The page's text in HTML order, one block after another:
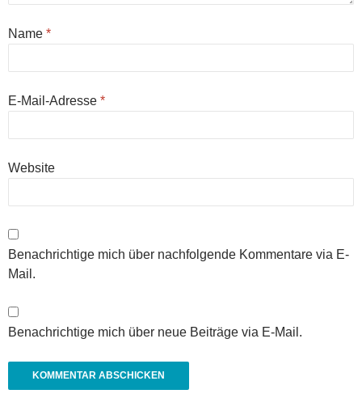
Name *
E-Mail-Adresse *
Website
Benachrichtige mich über nachfolgende Kommentare via E-
Mail.
Benachrichtige mich über neue Beiträge via E-Mail.